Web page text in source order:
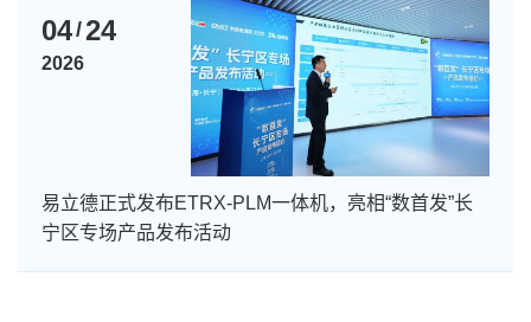
04/24
2026
易立德正式发布ETRX-PLM一体机，亮相“数首发”长
宁区专场产品发布活动